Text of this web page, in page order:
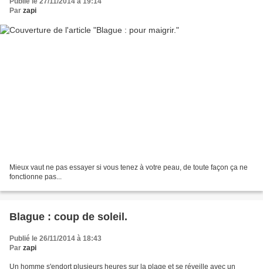
Par zapi
Mieux vaut ne pas essayer si vous tenez à votre peau, de toute façon ça ne
fonctionne pas...
Blague : coup de soleil.
Publié le 26/11/2014 à 18:43
Par zapi
Un homme s'endort plusieurs heures sur la plage et se réveille avec un